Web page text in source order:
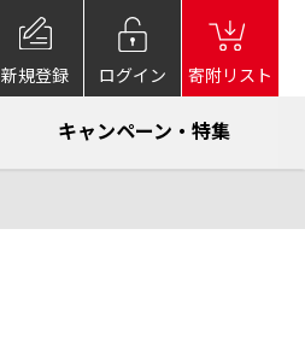
新規登録 ログイン 寄附リスト
キャンペーン・特集